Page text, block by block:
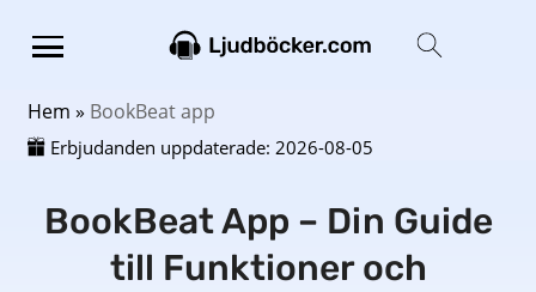
Hem » BookBeat app
Erbjudanden uppdaterade: 2026-08-05
BookBeat App – Din Guide
till Funktioner och